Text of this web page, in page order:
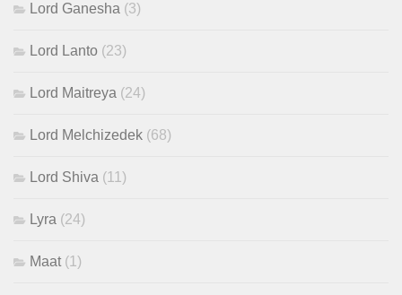
Lord Ganesha (3)
Lord Lanto (23)
Lord Maitreya (24)
Lord Melchizedek (68)
Lord Shiva (11)
Lyra (24)
Maat(1)